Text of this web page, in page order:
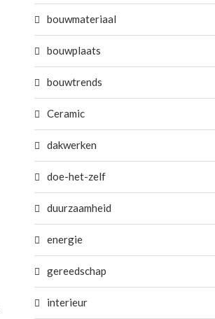
bouwmateriaal
bouwplaats
bouwtrends
Ceramic
dakwerken
doe-het-zelf
duurzaamheid
energie
gereedschap
interieur